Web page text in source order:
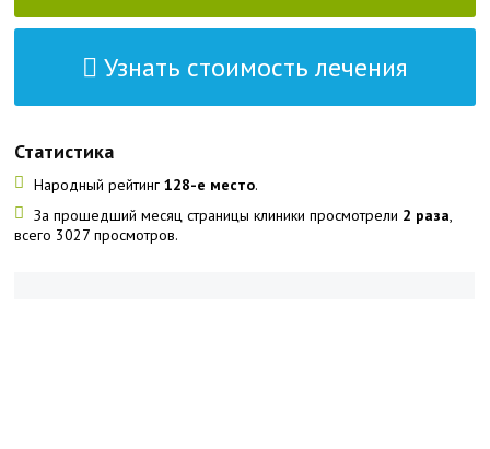
Узнать стоимость лечения
Статистика
Народный рейтинг128-е место.
За прошедший месяц страницы клиники просмотрели 2 раза,
всего 3027 просмотров.